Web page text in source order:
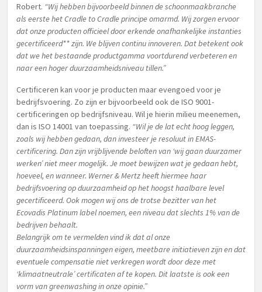
Robert. “Wij hebben bijvoorbeeld binnen de schoonmaakbranche
als eerste het Cradle to Cradle principe omarmd. Wij zorgen ervoor
dat onze producten officieel door erkende onafhankelijke instanties
gecertificeerd** zijn. We blijven continu innoveren. Dat betekent ook
dat we het bestaande productgamma voortdurend verbeteren en
naar een hoger duurzaamheidsniveau tillen.”
Certificeren kan voor je producten maar evengoed voor je
bedrijfsvoering. Zo zijn er bijvoorbeeld ook de ISO 9001-
certificeringen op bedrijfsniveau. Wil je hierin milieu meenemen,
dan is ISO 14001 van toepassing. “Wil je de lat echt hoog leggen,
zoals wij hebben gedaan, dan investeer je resoluut in EMAS-
certificering. Dan zijn vrijblijvende beloften van ‘wij gaan duurzamer
werken’ niet meer mogelijk. Je moet bewijzen wat je gedaan hebt,
hoeveel, en wanneer. Werner & Mertz heeft hiermee haar
bedrijfsvoering op duurzaamheid op het hoogst haalbare level
gecertificeerd. Ook mogen wij ons de trotse bezitter van het
Ecovadis Platinum label noemen, een niveau dat slechts 1% van de
bedrijven behaalt.
Belangrijk om te vermelden vind ik dat al onze
duurzaamheidsinspanningen eigen, meetbare initiatieven zijn en dat
eventuele compensatie niet verkregen wordt door deze met
‘klimaatneutrale’ certificaten af te kopen. Dit laatste is ook een
vorm van greenwashing in onze opinie.”